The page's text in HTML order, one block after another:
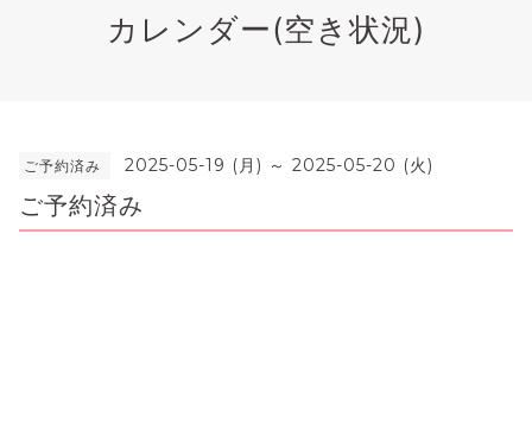
カレンダー(空き状況)
ご予約済み 2025-05-19 (月) ～ 2025-05-20 (火)
ご予約済み